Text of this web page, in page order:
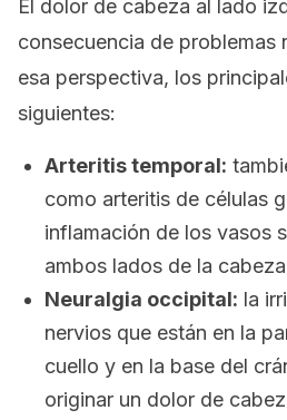
El dolor de cabeza al lado
consecuencia de problemas
esa perspectiva, los
siguientes:
Arteritis temporal:
como arteritis de células
inflamación de los vasos
ambos lados de la
Neuralgia occipital: la
nervios que están en la
cuello y en la base del
originar un dolor de